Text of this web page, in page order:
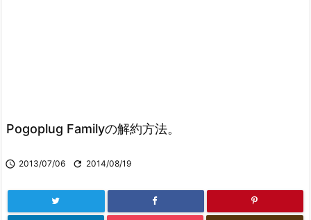
Pogoplug Familyの解約方法。
 2013/07/06  2014/08/19